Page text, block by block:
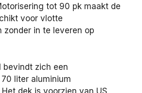
tot 90 pk maakt de
voor vlotte
zonder in te leveren op
bevindt zich een
liter aluminium
dek is voorzien van US